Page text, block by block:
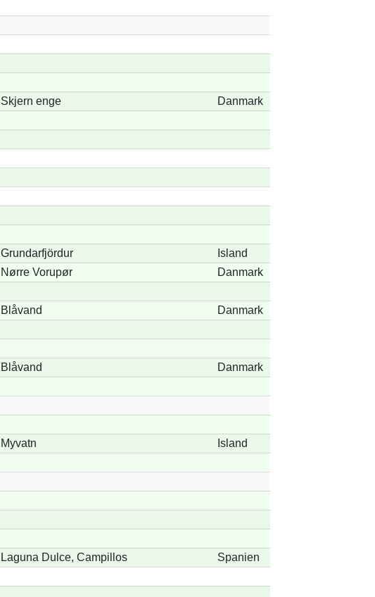
Skjern enge
Danmark
Grundarfjördur
Island
Nørre Vorupør
Danmark
Blåvand
Danmark
Blåvand
Danmark
Myvatn
Island
Laguna Dulce, Campillos
Spanien